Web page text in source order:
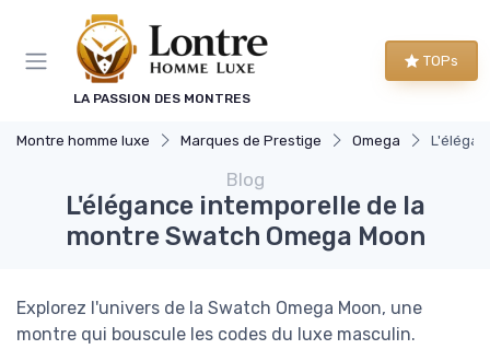
LA PASSION DES MONTRES
TOPs
Montre homme luxe Marques de Prestige Omega
Blog
L'élégance intemporelle de la
montre Swatch Omega Moon
Explorez l'univers de la Swatch Omega Moon, une
montre qui bouscule les codes du luxe masculin.
Panneau de gestion des cookies